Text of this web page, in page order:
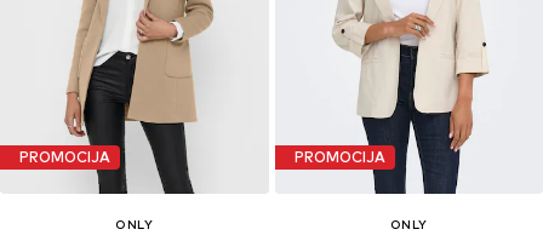
PROMOCIJA
ONLY
PROMOCIJA
ONLY